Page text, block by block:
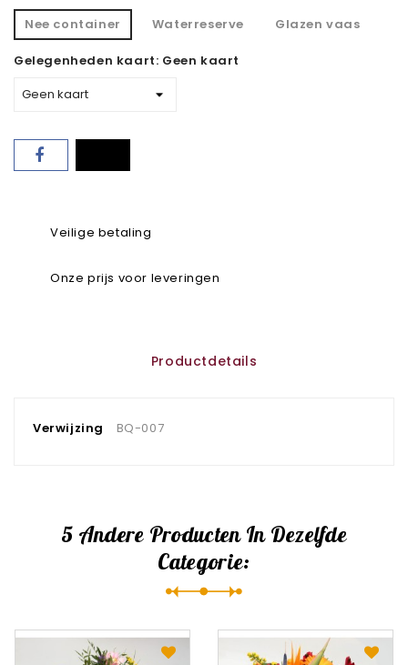
wit
Nee container
Waterreserve Glazen vaas
Gelegenheden kaart: Geen kaart
Veilige betaling
Onze prijs voor leveringen
Productdetails
Verwijzing BQ-007
5 Andere Producten In Dezelfde
Categorie: